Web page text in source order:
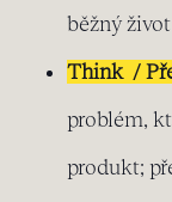
běžný
Think /
problém,
produkt;